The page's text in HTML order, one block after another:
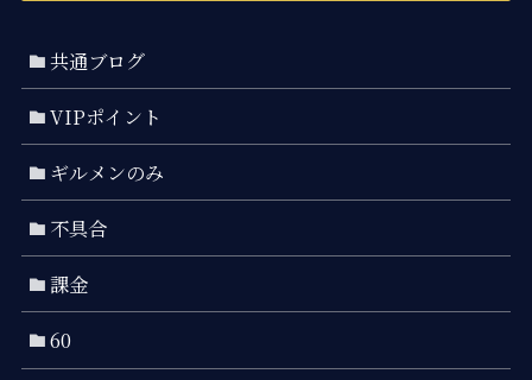
共通ブログ
VIPポイント
ギルメンのみ
不具合
課金
60